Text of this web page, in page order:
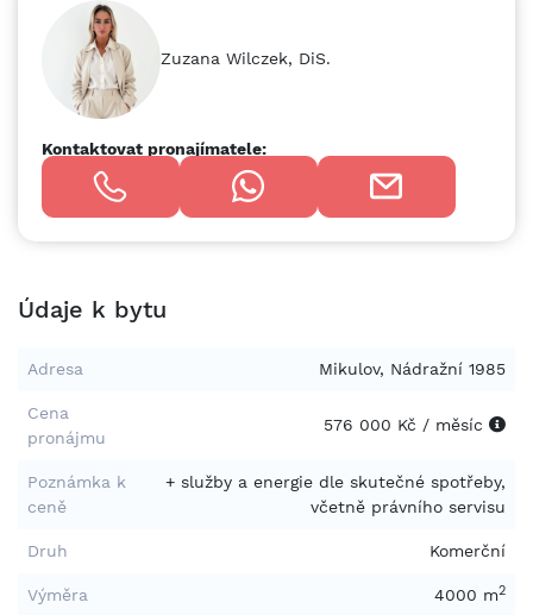
potřeb nájemce. Pro více informací nebo sjednání prohlídky
nás neváhejte kontaktovat.Zuzana Wilczek, DiS.
Kontaktovat pronajímatele:
Údaje k bytu
Adresa Mikulov, Nádražní 1985
Cena
pronájmu
576 000 Kč / měsíc
Poznámka k
ceně
+ služby a energie dle skutečné spotřeby,
včetně právního servisu
Druh Komerční
Výměra 4000 m2